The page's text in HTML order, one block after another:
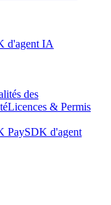
d'agent IA
des
Licences & Permis
PaySDK d'agent